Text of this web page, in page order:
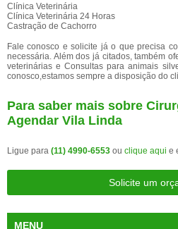
Clínica Veterinária
Clínica Veterinária 24 Horas
Castração de Cachorro
Fale conosco e solicite já o que precisa
necessária. Além dos já citados, também
veterinárias e Consultas para animais
conosco,estamos sempre a disposição do
Para saber mais sobre
Agendar Vila Linda
Ligue para (11) 4990-6553 ou clique aqui e
Solicite um
MENU